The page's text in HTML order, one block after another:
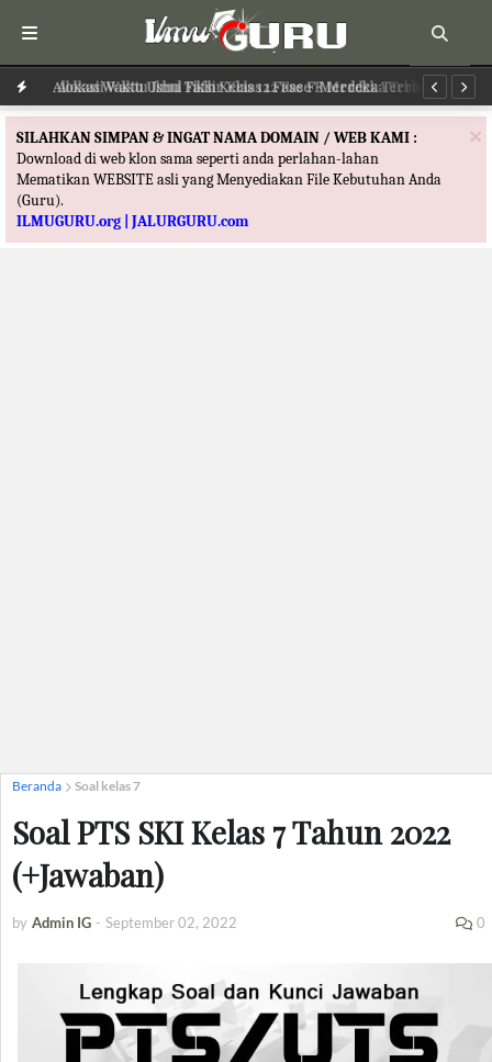
Alokasi Waktu Ushul Fikih Kelas 12 Fase F Merdeka Terbaru
Alokasi Waktu Ilmu Tafsir Kelas 12 Fase F Merdeka Terbaru
×
SILAHKAN SIMPAN & INGAT NAMA DOMAIN / WEB KAMI :
Download di web klon sama seperti anda perlahan-lahan
Mematikan WEBSITE asli yang Menyediakan File Kebutuhan Anda
(Guru).
ILMUGURU.org | JALURGURU.com
Beranda Soal kelas 7
Soal PTS SKI Kelas 7 Tahun 2022
(+Jawaban)
by Admin IG - September 02, 2022 0